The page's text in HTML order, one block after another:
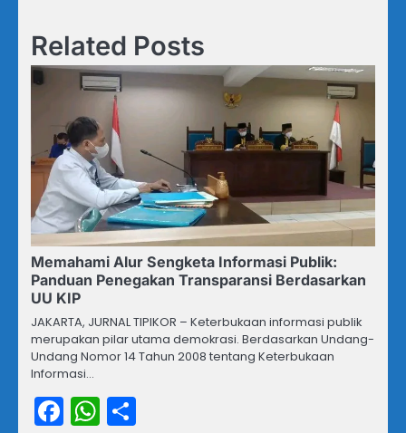
Related Posts
Memahami Alur Sengketa Informasi Publik:
Panduan Penegakan Transparansi Berdasarkan
UU KIP
JAKARTA, JURNAL TIPIKOR – Keterbukaan informasi publik
merupakan pilar utama demokrasi. Berdasarkan Undang-
Undang Nomor 14 Tahun 2008 tentang Keterbukaan
Informasi…
Facebook
WhatsApp